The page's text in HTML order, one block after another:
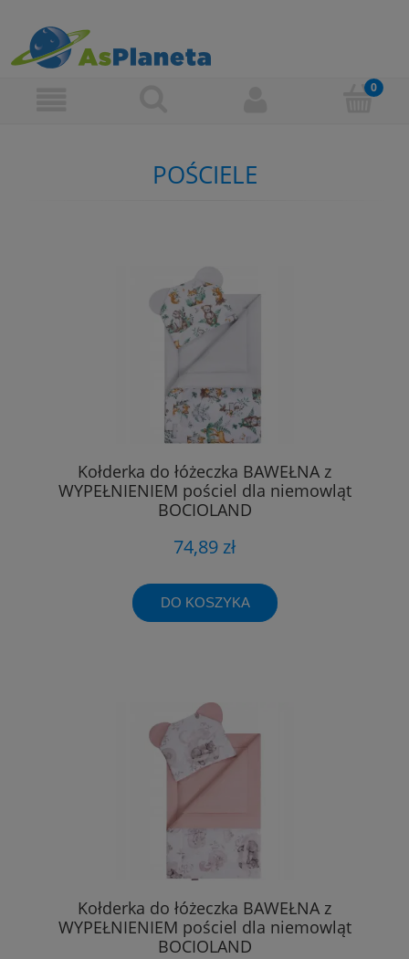
POŚCIELE
Kołderka do łóżeczka BAWEŁNA z
WYPEŁNIENIEM pościel dla niemowląt
BOCIOLAND
74,89 zł
DO KOSZYKA
Kołderka do łóżeczka BAWEŁNA z
WYPEŁNIENIEM pościel dla niemowląt
BOCIOLAND